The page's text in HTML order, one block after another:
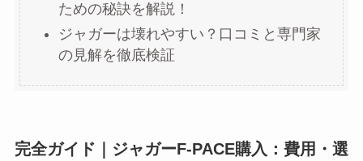
ための秘訣を解説！
ジャガーは壊れやすい？口コミと専門家
の見解を徹底検証
完全ガイド｜ジャガーF-PACE購入：費用・選